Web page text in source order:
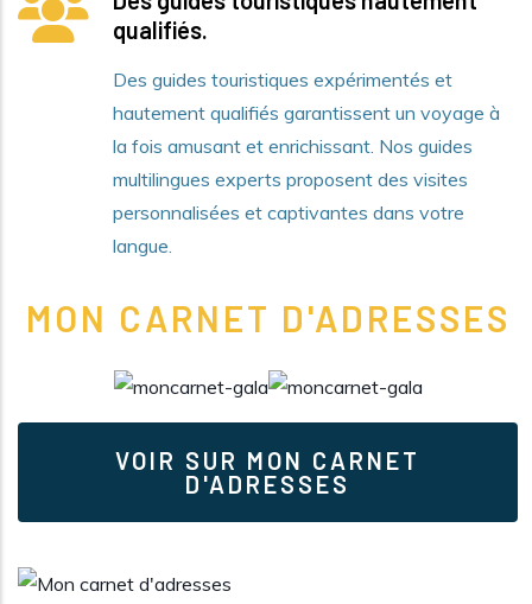
qualifiés.
Des guides touristiques expérimentés et
hautement qualifiés garantissent un voyage à
la fois amusant et enrichissant. Nos guides
multilingues experts proposent des visites
personnalisées et captivantes dans votre
langue.
MON CARNET D'ADRESSES
VOIR SUR MON CARNET
D'ADRESSES